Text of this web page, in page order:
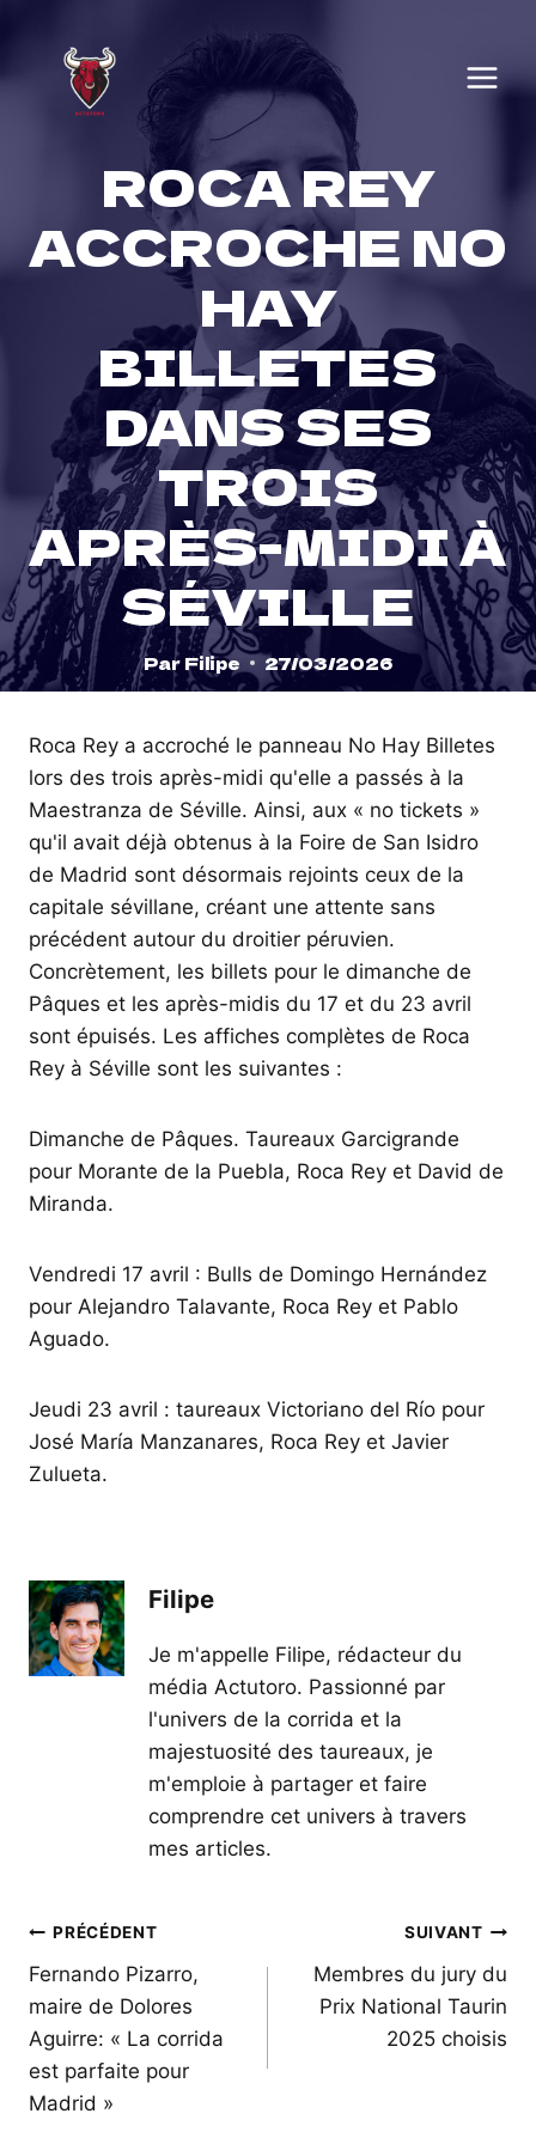
content
ROCA REY
ACCROCHE NO
HAY
BILLETES
DANS SES
TROIS
APRÈS-MIDI À
SÉVILLE
Par Filipe 27/03/2026
Roca Rey a accroché le panneau No Hay Billetes
lors des trois après-midi qu'elle a passés à la
Maestranza de Séville. Ainsi, aux « no tickets »
qu'il avait déjà obtenus à la Foire de San Isidro
de Madrid sont désormais rejoints ceux de la
capitale sévillane, créant une attente sans
précédent autour du droitier péruvien.
Concrètement, les billets pour le dimanche de
Pâques et les après-midis du 17 et du 23 avril
sont épuisés. Les affiches complètes de Roca
Rey à Séville sont les suivantes :
Dimanche de Pâques. Taureaux Garcigrande
pour Morante de la Puebla, Roca Rey et David de
Miranda.
Vendredi 17 avril : Bulls de Domingo Hernández
pour Alejandro Talavante, Roca Rey et Pablo
Aguado.
Jeudi 23 avril : taureaux Victoriano del Río pour
José María Manzanares, Roca Rey et Javier
Zulueta.
Filipe
Je m'appelle Filipe, rédacteur du
média Actutoro. Passionné par
l'univers de la corrida et la
majestuosité des taureaux, je
m'emploie à partager et faire
comprendre cet univers à travers
mes articles.
Navigation
de
l’article
PRÉCÉDENT
Fernando Pizarro,
maire de Dolores
Aguirre: « La corrida
est parfaite pour
Madrid »
SUIVANT
Membres du jury du
Prix National Taurin
2025 choisis